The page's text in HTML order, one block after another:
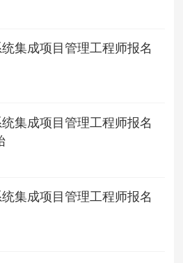
集成项目管理工程师报名
集成项目管理工程师报名
集成项目管理工程师报名